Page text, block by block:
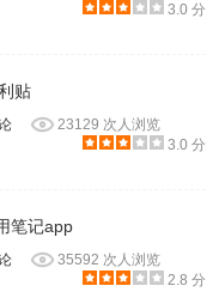
格日记、康奈尔笔记
3.0 分
贴
23129 次人浏览
3.0 分
笔记app
35592 次人浏览
2.8 分